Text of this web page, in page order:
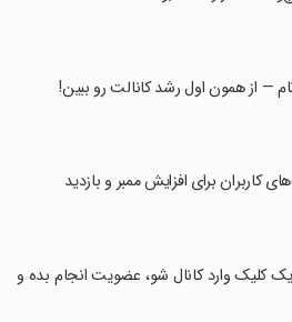
برای افزایش ممبر و بازدید
کلیک وارد کانال شو، عضویت انجام بده و